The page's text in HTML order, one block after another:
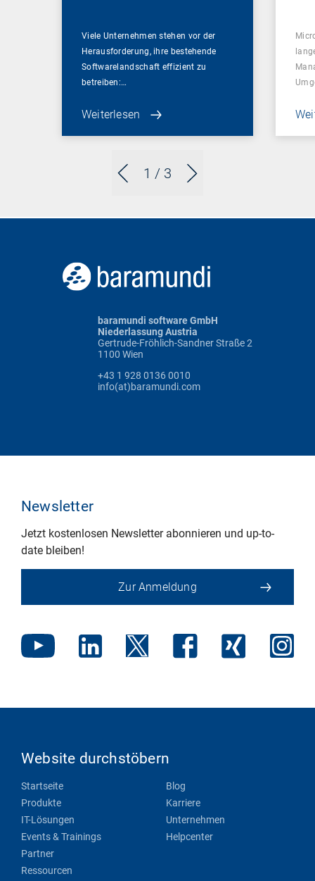
1 / 3
Viele Unternehmen stehen vor der
Herausforderung, ihre bestehende
Softwarelandschaft effizient zu
betreiben:…
Weiterlesen
baramundi software GmbH
Niederlassung Austria
Gertrude-Fröhlich-Sandner Straße 2
1100 Wien
+43 1 928 0136 0010
info(at)baramundi.com
Newsletter
Jetzt kostenlosen Newsletter abonnieren und up-to-
date bleiben!
Zur Anmeldung
Website durchstöbern
Startseite
Produkte
IT-Lösungen
Events & Trainings
Partner
Ressourcen
Blog
Karriere
Unternehmen
Helpcenter